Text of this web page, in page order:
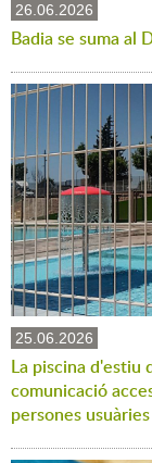
26.06.2026
Badia se suma al
25.06.2026
La piscina d'estiu
comunicació
persones usuàries